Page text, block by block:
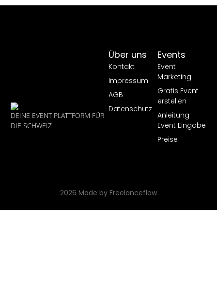
DEINE EVENT PLATTFORM FÜR
DIE SCHWEIZ
Events
Event
Marketing
Gratis Event
erstellen
Anleitung
Event Eingabe
Preise
Über uns
Kontakt
Impressum
AGB
Datenschutz
2026 Made by Freelanceflow